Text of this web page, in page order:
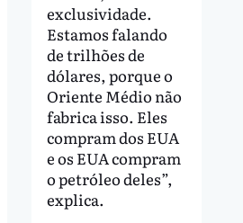
exclusividade.
Estamos falando
de trilhões de
dólares, porque o
Oriente Médio não
fabrica isso. Eles
compram dos EUA
e os EUA compram
o petróleo deles”,
explica.